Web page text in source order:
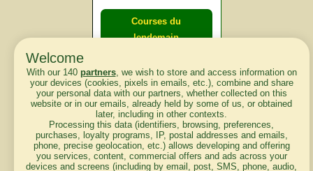
Courses du
lendemain
Courses
d'aujourd'hui
Haut de Page
Welcome
With our 140 partners, we wish to store and access information on
your devices (cookies, pixels in emails, etc.), combine and share
your personal data with our partners, whether collected on this
website or in our emails, already held by some of us, or obtained
later, including in other contexts.
Processing this data (identifiers, browsing, preferences,
purchases, loyalty programs, IP, postal addresses and emails,
phone, precise geolocation, etc.) allows developing and offering
you services, content, commercial offers and ads across your
devices and screens (including by email, post, SMS, phone, audio,